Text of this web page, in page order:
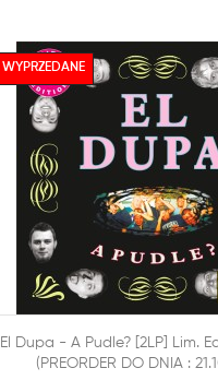
DODAJ DO KOSZYKA 
El Dupa - A Pudle? [2LP] Lim.
(PREORDER DO DNIA :
WYPRZEDANE